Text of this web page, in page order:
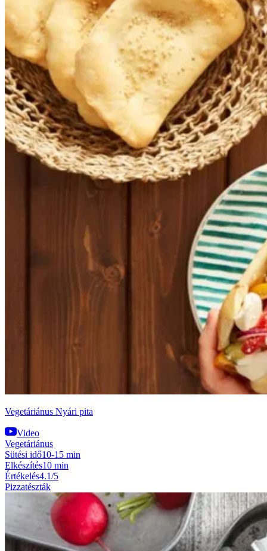
Vegetáriánus Nyári pita
Video
Vegetáriánus
Sütési idő10-15 min
Elkészítés10 min
Értékelés4.1/5
Pizzatészták